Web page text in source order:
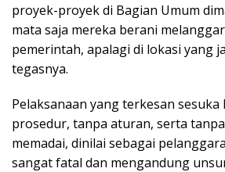
proyek-proyek di Bagian Umum
mata saja mereka berani
pemerintah, apalagi di lokasi yang
tegasnya.
Pelaksanaan yang terkesan sesuka
prosedur, tanpa aturan, serta
memadai, dinilai sebagai
sangat fatal dan mengandung